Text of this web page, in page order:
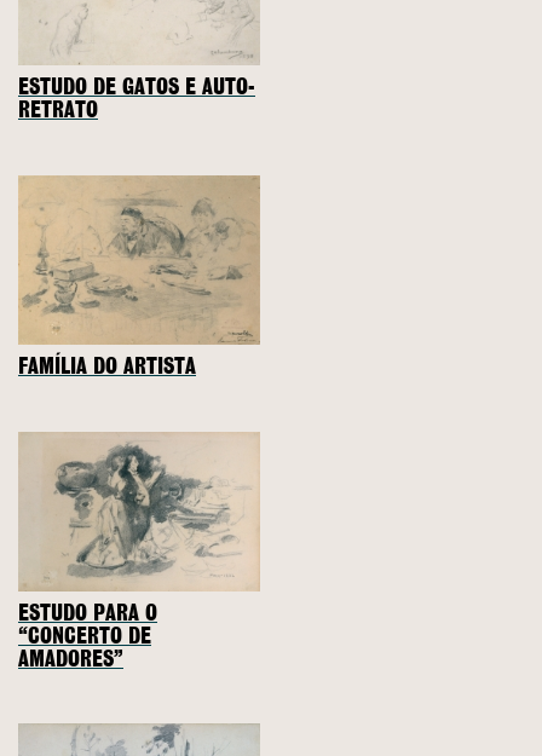
ESTUDO DE GATOS E AUTO-
RETRATO
FAMÍLIA DO ARTISTA
ESTUDO PARA O
“CONCERTO DE
AMADORES”